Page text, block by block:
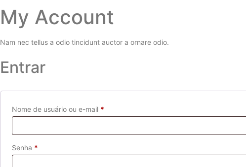
My Account​
Nam nec tellus a odio tincidunt auctor a ornare odio.
Entrar
Nome de usuário ou e-mail *
Senha *